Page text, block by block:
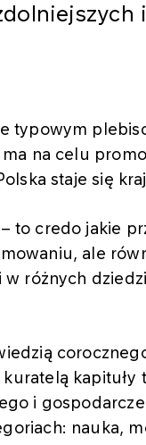
typowym
na celu
staje się
– to credo jakie
ale
różnych
i
nauka,